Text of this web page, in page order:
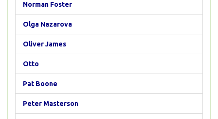
Norman Foster
Olga Nazarova
Oliver James
Otto
Pat Boone
Peter Masterson